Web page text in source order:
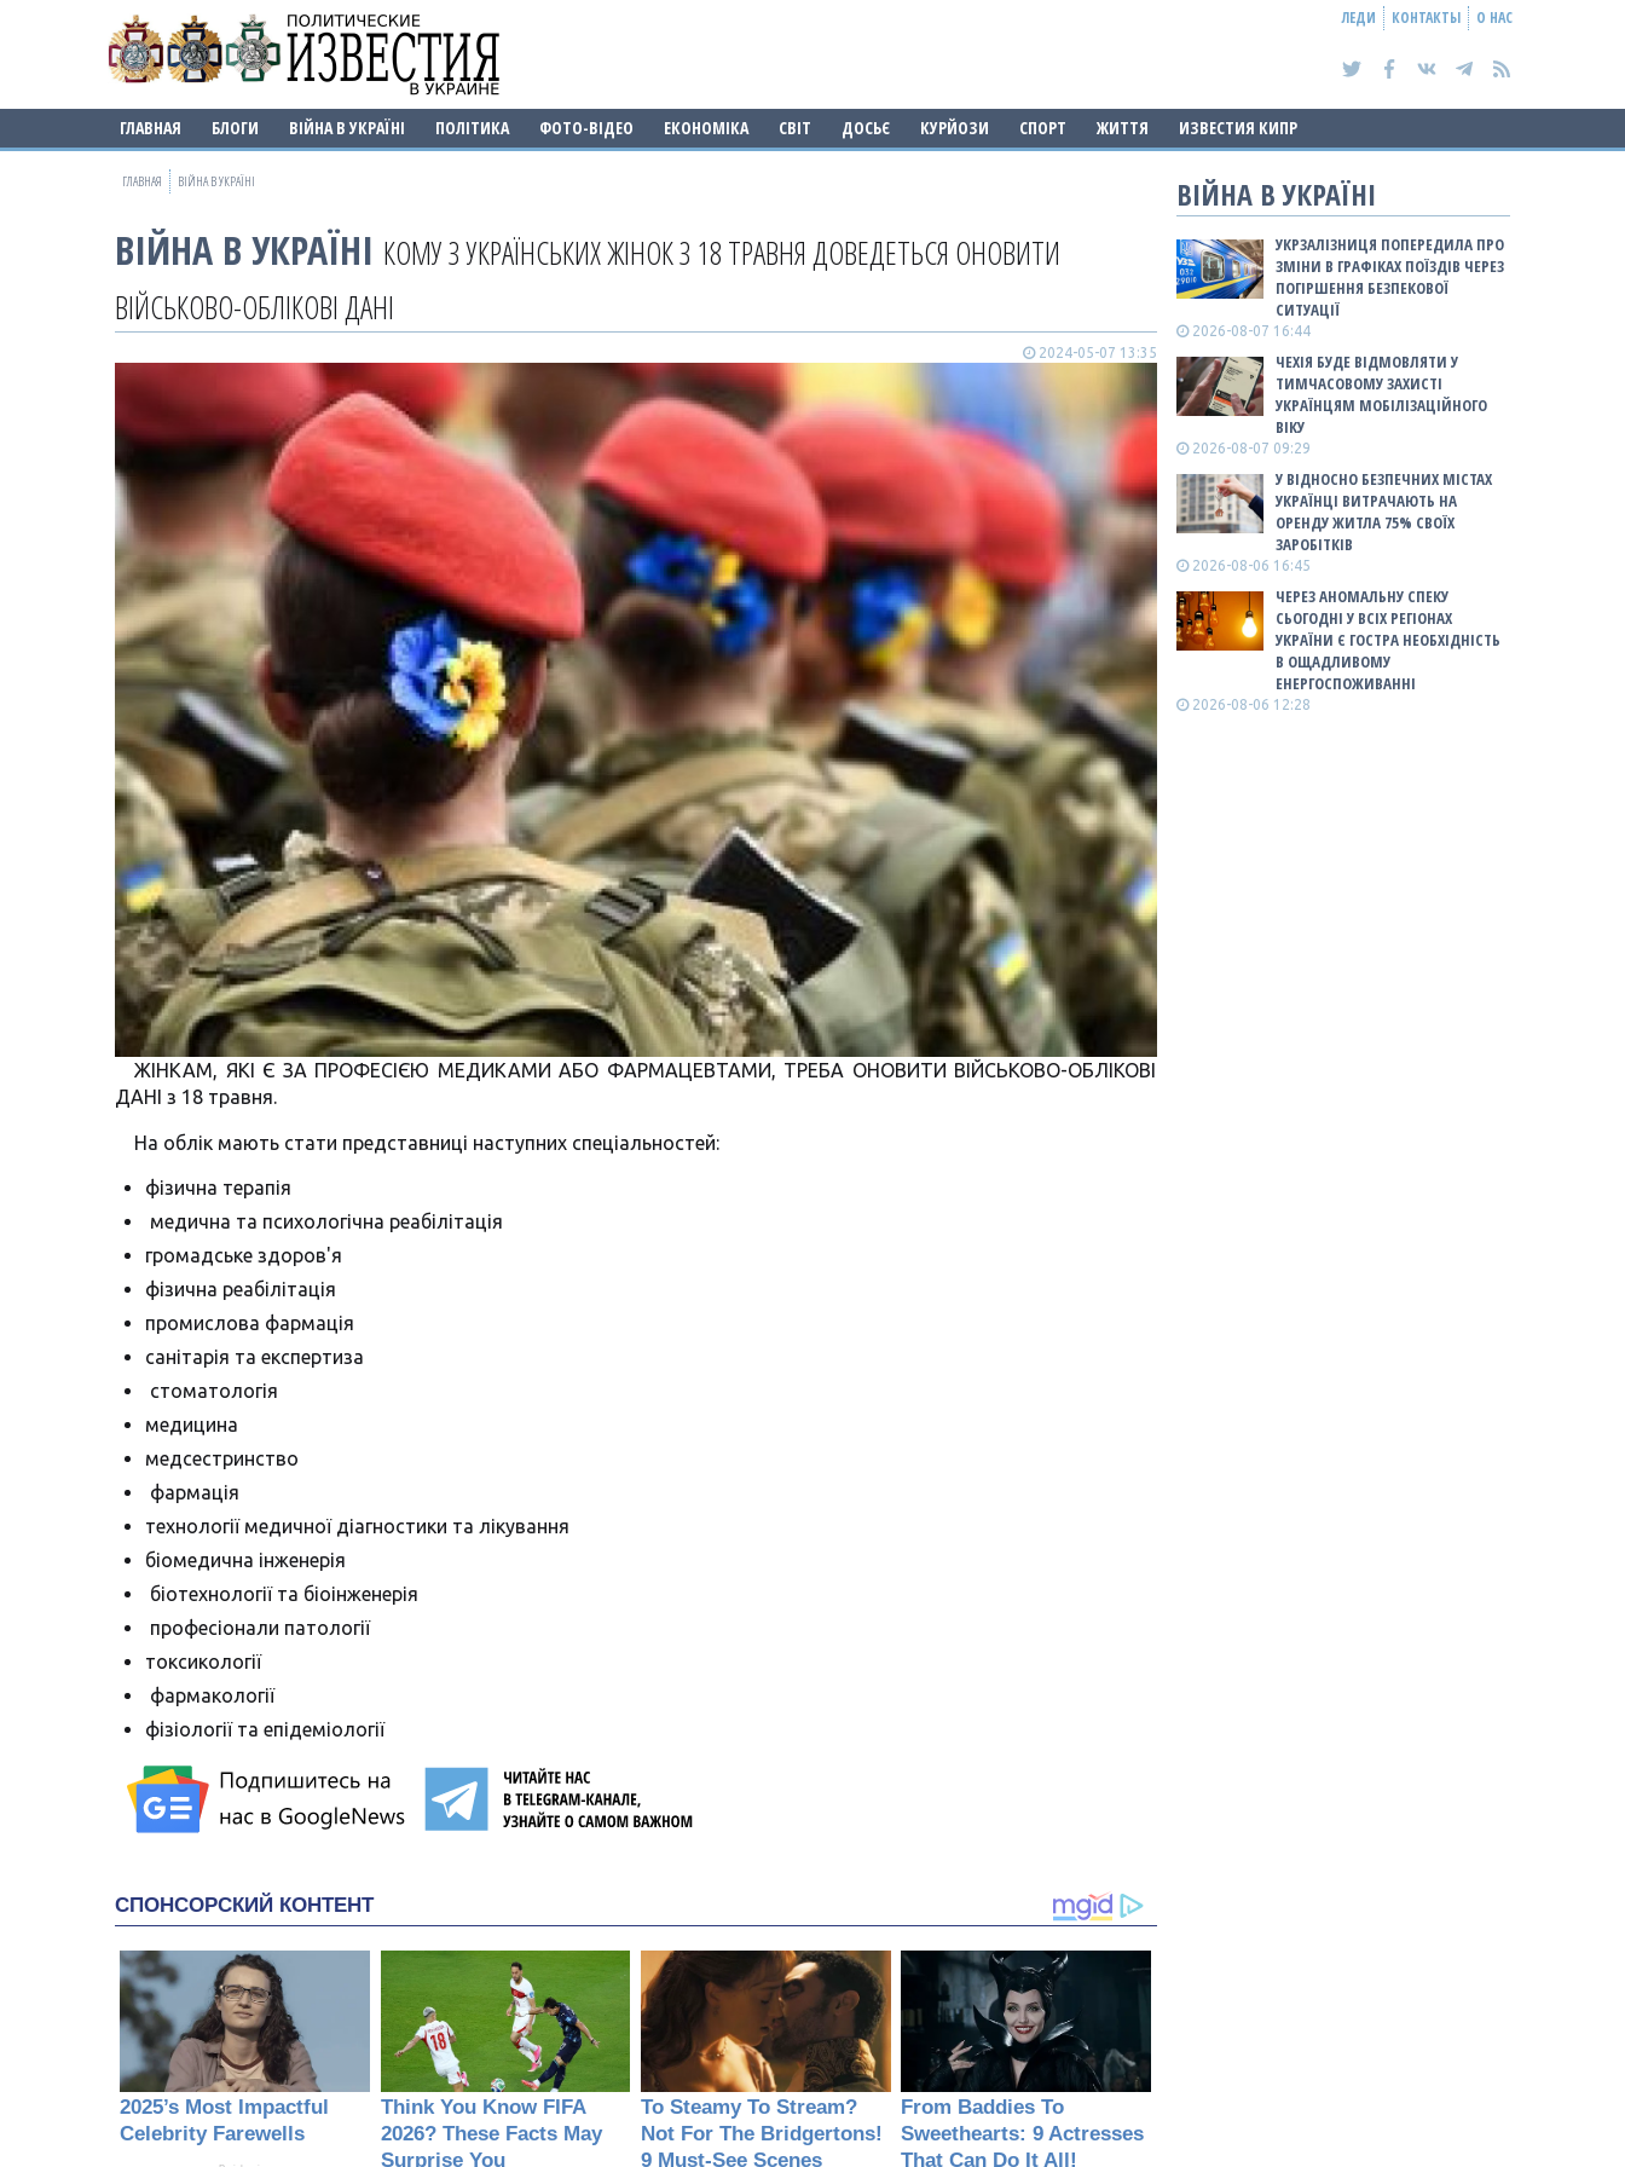
ЛЕДИ КОНТАКТЫ О НАС
ГЛАВНАЯ БЛОГИ ВІЙНА В УКРАЇНІ ПОЛІТИКА ФОТО-ВІДЕО ЕКОНОМІКА СВІТ ДОСЬЄ КУРЙОЗИ СПОРТ ЖИТТЯ ИЗВЕСТИЯ КИПР
ГЛАВНАЯ ВІЙНА В УКРАЇНІ
ВІЙНА В УКРАЇНІ КОМУ З УКРАЇНСЬКИХ ЖІНОК З 18 ТРАВНЯ ДОВЕДЕТЬСЯ ОНОВИТИ
ВІЙСЬКОВО-ОБЛІКОВІ ДАНІ
2024-05-07 13:35
ЖІНКАМ, ЯКІ Є ЗА ПРОФЕСІЄЮ МЕДИКАМИ АБО ФАРМАЦЕВТАМИ, ТРЕБА ОНОВИТИ ВІЙСЬКОВО-ОБЛІКОВІ
ДАНІ з 18 травня.
На облік мають стати представниці наступних спеціальностей:
фізична терапія
медична та психологічна реабілітація
громадське здоров'я
фізична реабілітація
промислова фармація
санітарія та експертиза
стоматологія
медицина
медсестринство
фармація
технології медичної діагностики та лікування
біомедична інженерія
біотехнології та біоінженерія
професіонали патології
токсикології
фармакології
фізіології та епідеміології
ВІЙНА В УКРАЇНІ
УКРЗАЛІЗНИЦЯ ПОПЕРЕДИЛА ПРО
ЗМІНИ В ГРАФІКАХ ПОЇЗДІВ ЧЕРЕЗ
ПОГІРШЕННЯ БЕЗПЕКОВОЇ
СИТУАЦІЇ
2026-08-07 16:44
ЧЕХІЯ БУДЕ ВІДМОВЛЯТИ У
ТИМЧАСОВОМУ ЗАХИСТІ
УКРАЇНЦЯМ МОБІЛІЗАЦІЙНОГО
ВІКУ
2026-08-07 09:29
У ВІДНОСНО БЕЗПЕЧНИХ МІСТАХ
УКРАЇНЦІ ВИТРАЧАЮТЬ НА
ОРЕНДУ ЖИТЛА 75% СВОЇХ
ЗАРОБІТКІВ
2026-08-06 16:45
ЧЕРЕЗ АНОМАЛЬНУ СПЕКУ
СЬОГОДНІ У ВСІХ РЕГІОНАХ
УКРАЇНИ Є ГОСТРА НЕОБХІДНІСТЬ
В ОЩАДЛИВОМУ
ЕНЕРГОСПОЖИВАННІ
2026-08-06 12:28